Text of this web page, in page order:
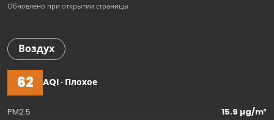
Обновлено при открытии страницы
Воздух
62 AQI · Плохое
PM2.5
15.9 µg/m³